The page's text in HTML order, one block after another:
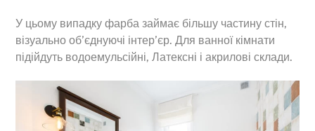
У цьому випадку фарба займає більшу частину стін,
візуально об’єднуючі інтер’єр. Для ванної кімнати
підійдуть водоемульсійні, Латексні і акрилові склади.